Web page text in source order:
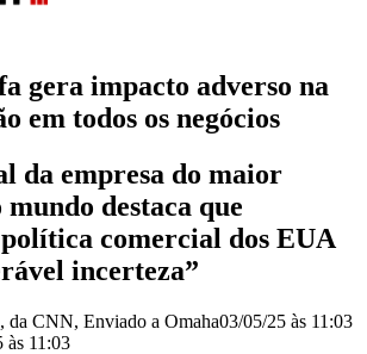
gera impacto adverso na
em todos os negócios
da empresa do maior
destaca que
comercial dos EUA
incerteza”
, da CNN, Enviado a Omaha03/05/25 às 11:03
às 11:03